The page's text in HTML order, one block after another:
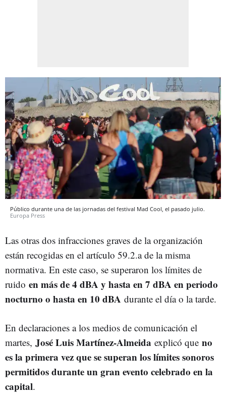
Público durante una de las jornadas del festival Mad Cool, el pasado julio.
Europa Press
Las otras dos infracciones graves de la organización
están recogidas en el artículo 59.2.a de la misma
normativa. En este caso, se superaron los límites de
ruido en más de 4 dBA y hasta en 7 dBA en periodo
nocturno o hasta en 10 dBA durante el día o la tarde.
En declaraciones a los medios de comunicación el
martes, José Luis Martínez-Almeida explicó que no
es la primera vez que se superan los límites sonoros
permitidos durante un gran evento celebrado en la
capital.